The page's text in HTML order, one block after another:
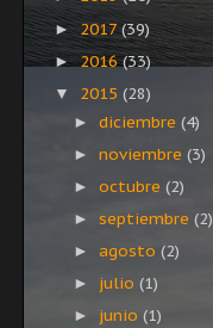
► 2017(39)
► 2016(33)
▼ 2015 (28)
►diciembre(4)
►noviembre(3)
►octubre(2)
►septiembre(2)
►agosto(2)
► julio(1)
► junio(1)